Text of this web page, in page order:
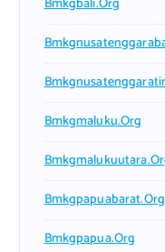
Bmkgbali.org
Bmkgmaluku.org
Bmkgpapuabarat.org
Bmkgpapua.org